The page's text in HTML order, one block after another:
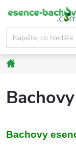
obsah
Bachovy